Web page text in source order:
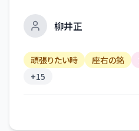
柳井正
頑張りたい時 座右の銘
+15